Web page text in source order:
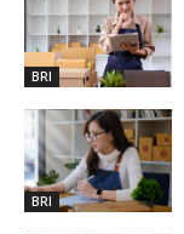
BRI
BRI